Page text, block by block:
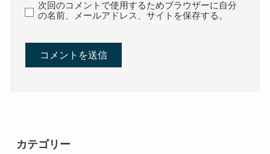
次回のコメントで使用するためブラウザーに自分
の名前、メールアドレス、サイトを保存する。
カテゴリー